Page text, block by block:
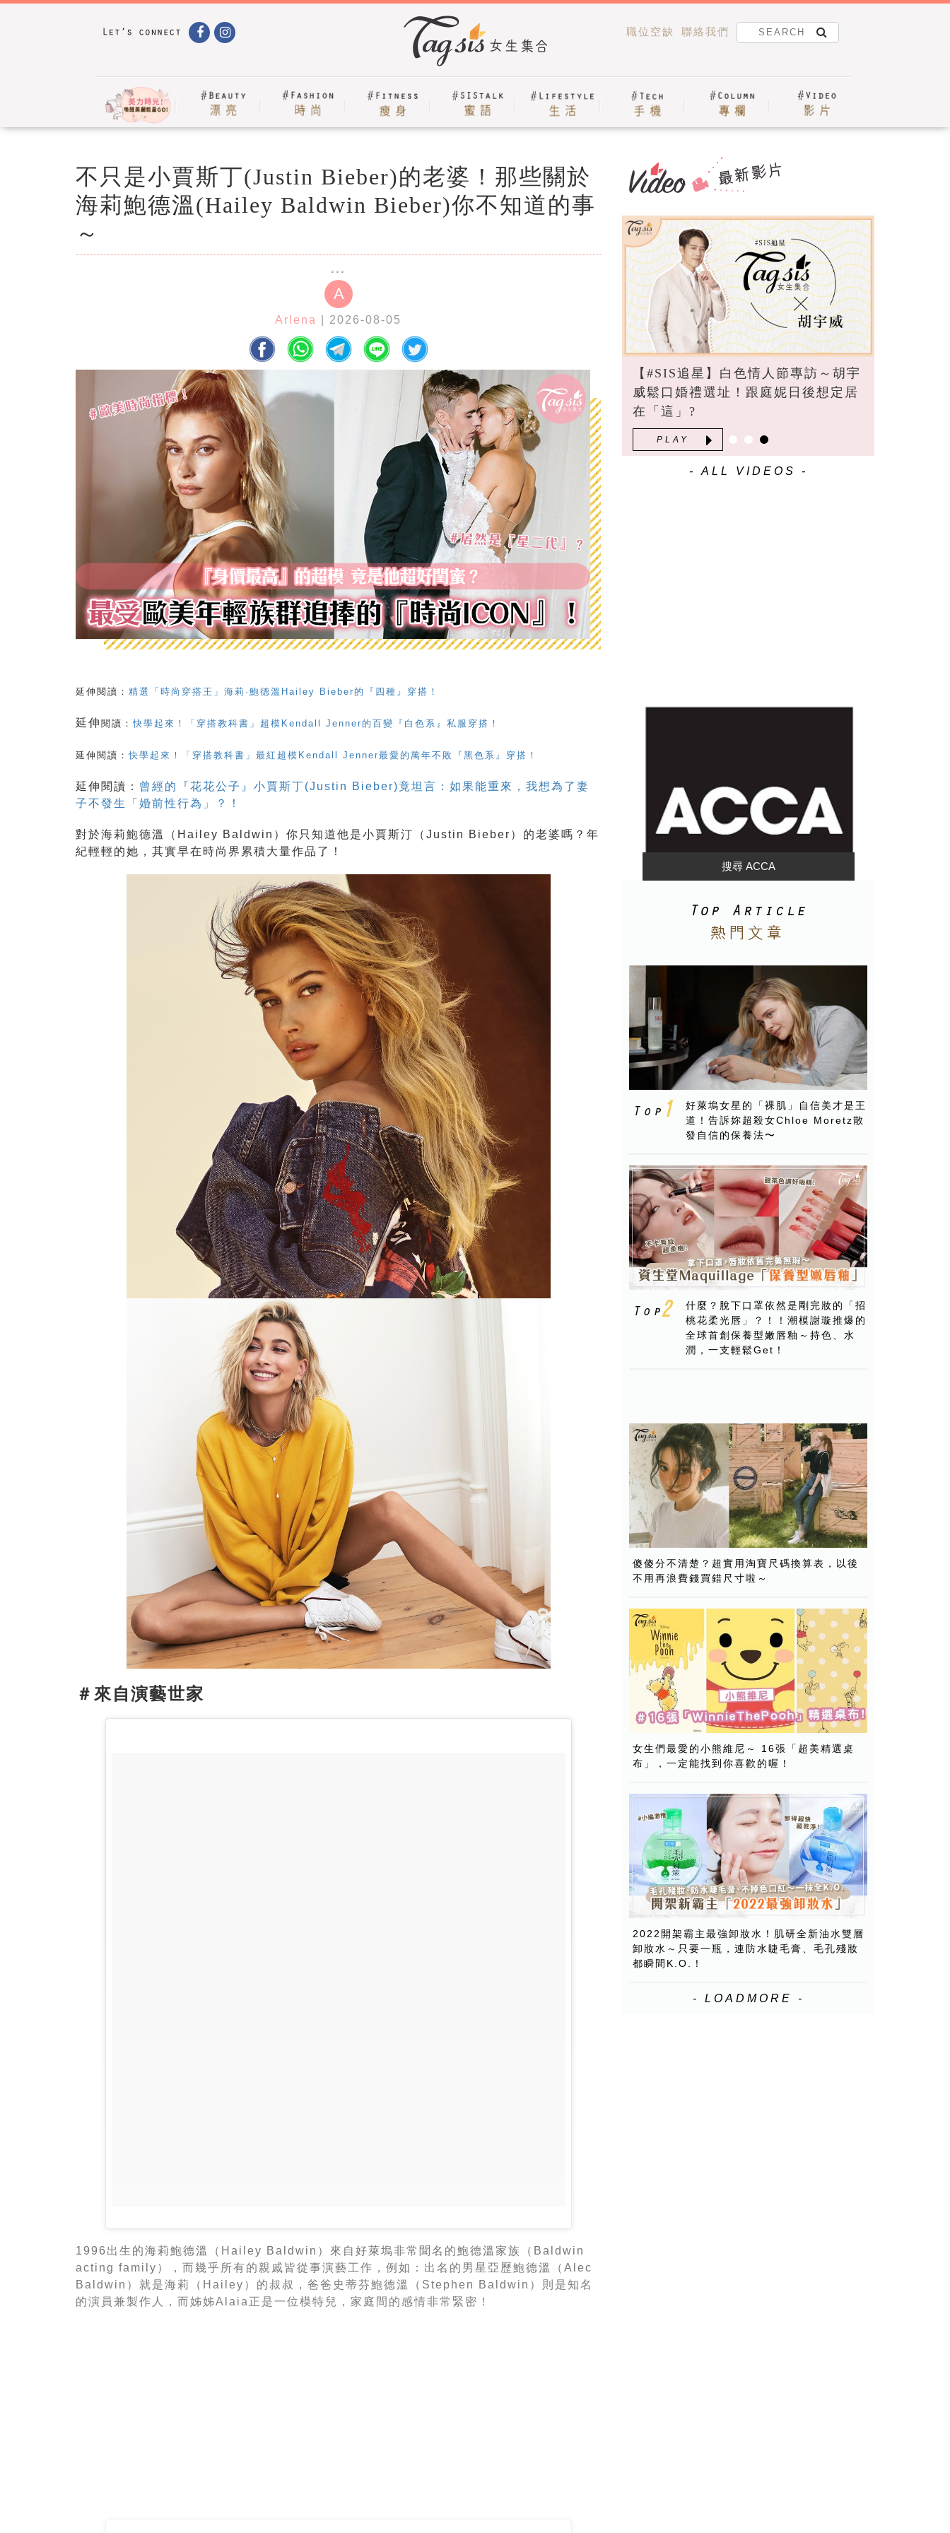
職位空缺 聯絡我們
不只是小賈斯丁(Justin Bieber)的老婆！那些關於
海莉鮑德溫(Hailey Baldwin Bieber)你不知道的事
～
A
Arlena | 2026-08-05
延伸閱讀： 精選「時尚穿搭王」海莉·鮑德溫Hailey Bieber的『四種』穿搭！
延伸 閱讀：快學起來！「穿搭教科書」超模Kendall Jenner的百變『白色系』私服穿搭！
延伸閱讀：快學起來！「穿搭教科書」最紅超模Kendall Jenner最愛的萬年不敗『黑色系』穿搭！
延伸閱讀： 曾經的『花花公子』小賈斯丁(Justin Bieber)竟坦言：如果能重來，我想為了妻
子不發生「婚前性行為」？！
對於海莉鮑德溫（Hailey Baldwin）你只知道他是小賈斯汀（Justin Bieber）的老婆嗎？年
紀輕輕的她，其實早在時尚界累積大量作品了！
＃來自演藝世家
1996出生的海莉鮑德溫（Hailey Baldwin）來自好萊塢非常聞名的鮑德溫家族（Baldwin
acting family），而幾乎所有的親戚皆從事演藝工作，例如：出名的男星亞歷鮑德溫（Alec
Baldwin）就是海莉（Hailey）的叔叔，爸爸史蒂芬鮑德溫（Stephen Baldwin）則是知名
的演員兼製作人，而姊姊Alaia正是一位模特兒，家庭間的感情非常緊密！
【#SIS追星】白色情人節專訪～胡宇
威鬆口婚禮選址！跟庭妮日後想定居
在「這」?
PLAY
- ALL VIDEOS -
好萊塢女星的「裸肌」自信美才是王
道！告訴妳超殺女Chloe Moretz散
發自信的保養法〜
什麼？脫下口罩依然是剛完妝的「招
桃花柔光唇」？！！潮模謝璇推爆的
全球首創保養型嫩唇釉～持色、水
潤，一支輕鬆Get！
傻傻分不清楚？超實用淘寶尺碼換算表，以後
不用再浪費錢買錯尺寸啦～
女生們最愛的小熊維尼～ 16張「超美精選桌
布」，一定能找到你喜歡的喔！
2022開架霸主最強卸妝水！肌研全新油水雙層
卸妝水～只要一瓶，連防水睫毛膏、毛孔殘妝
都瞬間K.O.！
- LOADMORE -